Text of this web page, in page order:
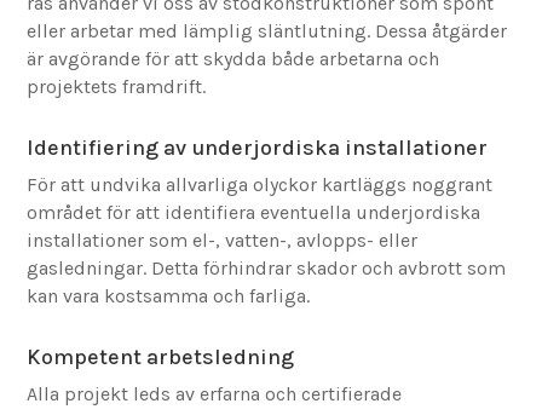
eller arbetar med lämplig släntlutning. Dessa åtgärder
är avgörande för att skydda både arbetarna och
projektets framdrift.
Identifiering av underjordiska installationer
För att undvika allvarliga olyckor kartläggs noggrant
området för att identifiera eventuella underjordiska
installationer som el-, vatten-, avlopps- eller
gasledningar. Detta förhindrar skador och avbrott som
kan vara kostsamma och farliga.
Kompetent arbetsledning
Alla projekt leds av erfarna och certifierade